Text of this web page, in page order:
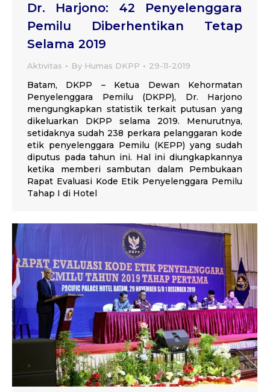
Dr. Harjono: 42 Penyelenggara
Pemilu Diberhentikan Tetap
Selama 2019
Aktivitas By Humas DKPP 29-11-2019
Batam, DKPP – Ketua Dewan Kehormatan
Penyelenggara Pemilu (DKPP), Dr. Harjono
mengungkapkan statistik terkait putusan yang
dikeluarkan DKPP selama 2019. Menurutnya,
setidaknya sudah 238 perkara pelanggaran kode
etik penyelenggara Pemilu (KEPP) yang sudah
diputus pada tahun ini. Hal ini diungkapkannya
ketika memberi sambutan dalam Pembukaan
Rapat Evaluasi Kode Etik Penyelenggara Pemilu
Tahap I di Hotel